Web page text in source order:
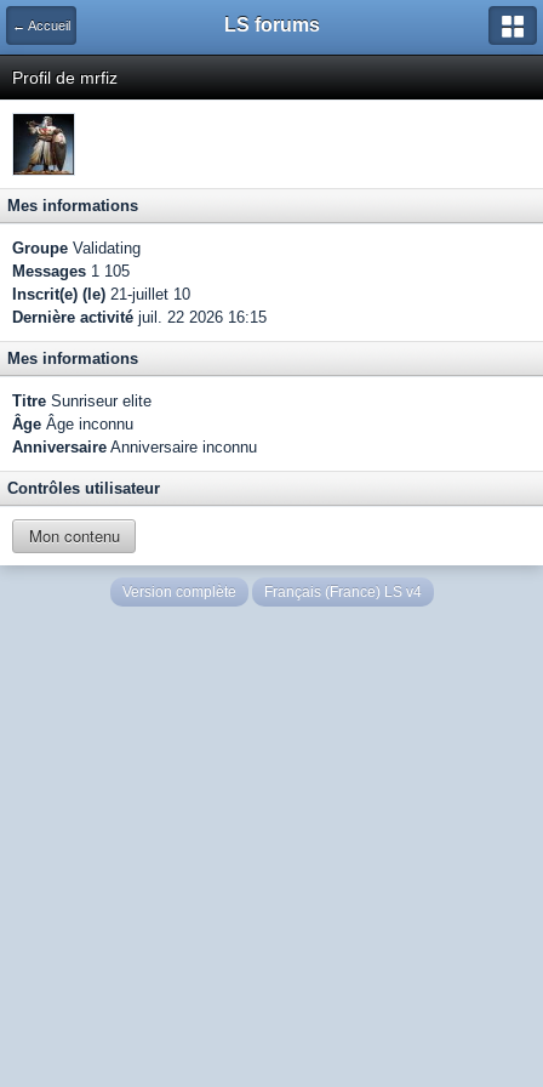
← Accueil LS forums
Profil de mrfiz
Mes informations
Groupe Validating
Messages 1 105
Inscrit(e) (le) 21-juillet 10
Dernière activité juil. 22 2026 16:15
Mes informations
Titre Sunriseur elite
Âge Âge inconnu
Anniversaire Anniversaire inconnu
Contrôles utilisateur
Mon contenu
Version complète Français (France) LS v4